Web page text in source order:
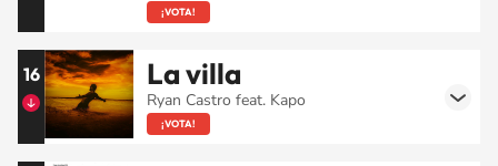
¡VOTA!
16 La villa
Ryan Castro feat. Kapo
¡VOTA!